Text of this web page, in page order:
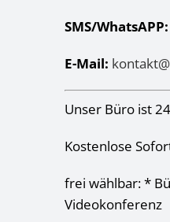
SMS/
E-Mail:
Unser Büro ist
Kostenlose
frei wählbar: *
Videokonferenz